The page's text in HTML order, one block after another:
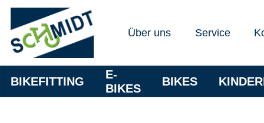
Über uns Service
BIKEFITTING
E-
BIKES
BIKES